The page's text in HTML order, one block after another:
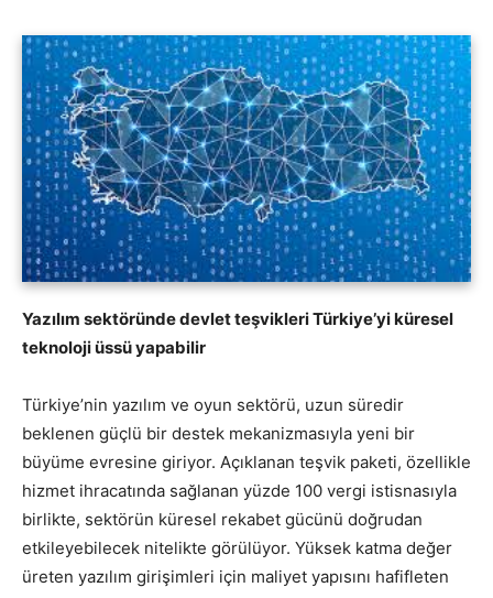
Yazılım sektöründe devlet teşvikleri Türkiye’yi küresel
teknoloji üssü yapabilir
Türkiye’nin yazılım ve oyun sektörü, uzun süredir
beklenen güçlü bir destek mekanizmasıyla yeni bir
büyüme evresine giriyor. Açıklanan teşvik paketi, özellikle
hizmet ihracatında sağlanan yüzde 100 vergi istisnasıyla
birlikte, sektörün küresel rekabet gücünü doğrudan
etkileyebilecek nitelikte görülüyor. Yüksek katma değer
üreten yazılım girişimleri için maliyet yapısını hafifleten